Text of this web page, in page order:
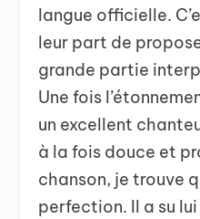
langue officielle.
leur part de
grande partie
Une fois
un excellent
à la fois douce et
chanson, je trouve
perfection. Il a su